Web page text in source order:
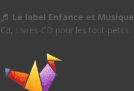
Le label Enfance et Musique
Cd, Livres-CD pour les tout-petits